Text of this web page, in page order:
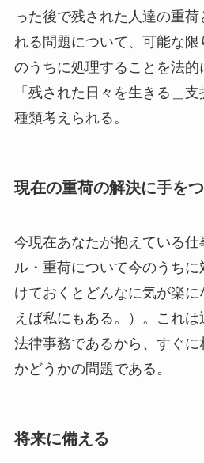
った後で残された人達の重荷
れる問題について、可能な限
のうちに処理することを法的
「残された日々を生きる＿
種類考えられる。
現在の重荷の解決に手を
今現在あなたが抱えている
ル・重荷について今のうち
けておくとどんなに気が楽
えば私にもある。）。これ
法律事務であるから、すぐに
かどうかの問題である。
将来に備える